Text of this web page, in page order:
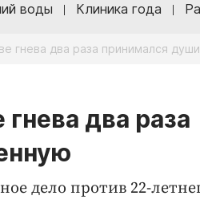
воды Клиника года
гнева два раза принимался
два раза
дело против 22-